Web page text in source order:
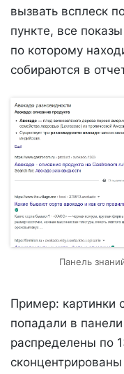
вызвать всплеск
пункте, все
по которому
собираются в
Панель
Пример: картинки
попадали в
распределены по